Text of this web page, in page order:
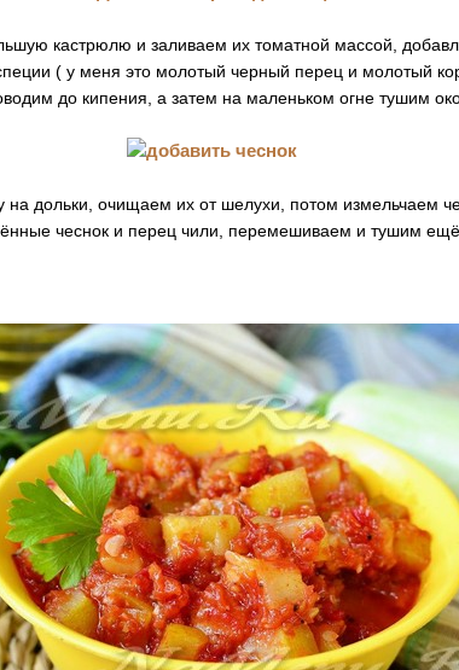
кастрюлю и заливаем их томатной массой,
( у меня это молотый черный перец и молотый
до кипения, а затем на маленьком огне тушим
на дольки, очищаем их от шелухи, потом измельчаем
чеснок и перец чили, перемешиваем и тушим